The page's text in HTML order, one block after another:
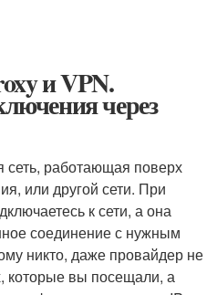
и VPN.
через
сеть, работающая поверх
или другой сети. При
к сети, а она
соединение с нужным
никто, даже провайдер не
которые вы посещали, а